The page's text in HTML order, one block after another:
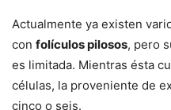
Actualmente ya existen
con folículos pilosos, pero
es limitada. Mientras ésta
células, la proveniente de
cinco o seis.